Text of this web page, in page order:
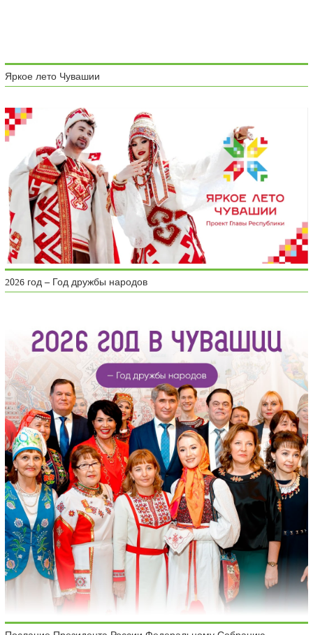
Яркое лето Чувашии
2026 год – Год дружбы народов